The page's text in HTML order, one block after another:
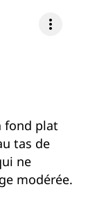
more_vert
fond plat
tas de
ne
modérée.